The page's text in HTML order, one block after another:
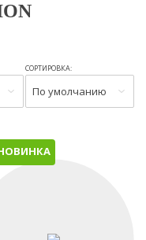
СОРТИРОВКА:
По умолчанию